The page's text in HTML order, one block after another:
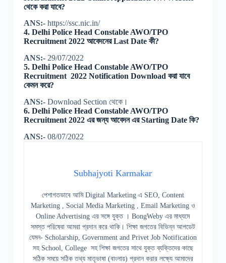
থেকে করা যাবে?
ANS:- https://ssc.nic.in/
4. Delhi Police Head Constable AWO/TPO
Recruitment 2022 আবেদনের Last Date কী?
ANS:- 29/07/2022
5. Delhi Police Head Constable AWO/TPO
Recruitment 2022 Notification Download করা যাবে
কেমন করে?
ANS:- Download Section থেকে।
6. Delhi Police Head Constable AWO/TPO
Recruitment 2022 এর জন্য আবেদন এর Starting Date কি?
ANS:- 08/07/2022
Subhajyoti Karmakar
পেশাগতভাবে আমি Digital Marketing এ SEO, Content
Marketing , Social Media Marketing , Email Marketing ও
Online Advertising এর সঙ্গে যুক্ত । BongWeby এর মাধ্যমে
সমস্ত পরিষেবা আমরা প্রদান করে থাকি। শিক্ষা জগতের বিভিন্ন আপডেট
যেমন- Scholarship, Government and Privet Job Notification
সহ School, College সহ শিক্ষা জগতের সাথে যুক্ত ব্যক্তিদের কাছে
সঠিক সময়ে সঠিক তথ্য মাতৃভাষা (বাংলায়) প্রদান করার লক্ষ্যে আমাদের